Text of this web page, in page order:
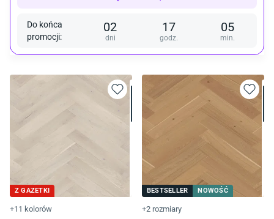
Do końca
promocji:
02
dni
17
godz.
05
min.
Z GAZETKI
+11 kolorów
BESTSELLER NOWOŚĆ
+2 rozmiary